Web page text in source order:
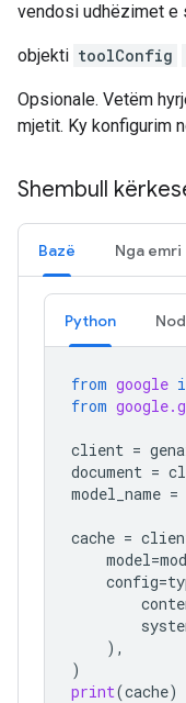
vendosi udhëzimet e
objekti toolConfig
Opsionale. Vetëm
mjetit. Ky konfigurim
Shembull
Bazë Nga emri
Python
from google
from
client =
document =
model_name =
cache =
model=
config=
),
)
print(cache)